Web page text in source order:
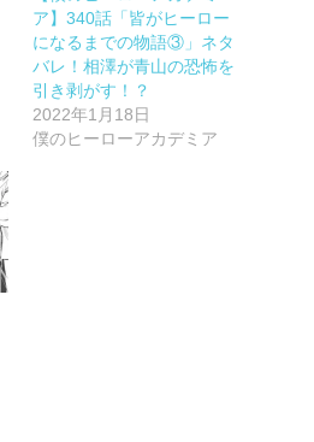
ア】340話「皆がヒーロー
になるまでの物語③」ネタ
バレ！相澤が青山の恐怖を
引き剥がす！？
2022年1月18日
僕のヒーローアカデミア